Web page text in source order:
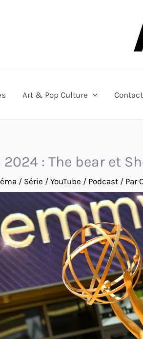
Art & Pop Culture Contact
2024 : The bear et
/ Série / YouTube / Podcast / Par